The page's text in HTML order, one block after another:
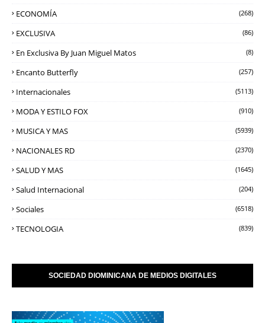
ECONOMÍA (268)
EXCLUSIVA (86)
En Exclusiva By Juan Miguel Matos (8)
Encanto Butterfly (257)
Internacionales (5113)
MODA Y ESTILO FOX (910)
MUSICA Y MAS (5939)
NACIONALES RD (2370)
SALUD Y MAS (1645)
Salud Internacional (204)
Sociales (6518)
TECNOLOGIA (839)
SOCIEDAD DIOMINICANA DE MEDIOS DIGITALES